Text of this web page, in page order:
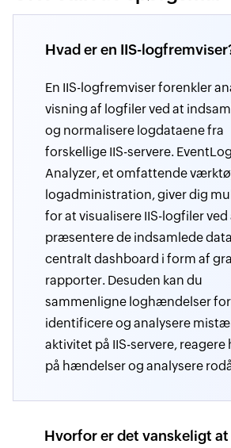
Hvad er en IIS-
En IIS-logfremviser forenkler
visning af logfiler ved at
og normalisere logdataene fra
forskellige IIS-servere. EventLog
Analyzer, et omfattende
logadministration, giver dig
for at visualisere IIS-logfiler ved
præsentere de indsamlede
centralt dashboard i form af
rapporter. Desuden kan du
sammenligne loghændelser
identificere og analysere
aktivitet på IIS-servere,
på hændelser og analysere
Hvorfor er det vanskeligt at